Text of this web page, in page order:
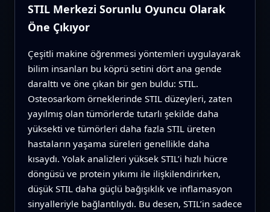
STIL Merkezi Sorunlu Oyuncu Olarak
Öne Çıkıyor
Çeşitli makine öğrenmesi yöntemleri uygulayarak
bilim insanları bu köprü setini dört ana gende
daralttı ve öne çıkan bir gen buldu: STIL.
Osteosarkom örneklerinde STIL düzeyleri, zaten
yayılmış olan tümörlerde tutarlı şekilde daha
yüksekti ve tümörleri daha fazla STIL üreten
hastaların yaşama süreleri genellikle daha
kısaydı. Yolak analizleri yüksek STIL’i hızlı hücre
döngüsü ve protein yıkımı ile ilişkilendirirken,
düşük STIL daha güçlü bağışıklık ve inflamasyon
sinyalleriyle bağlantılıydı. Bu desen, STIL’in sadece